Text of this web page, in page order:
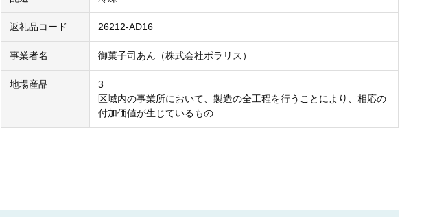
返礼品コード 26212-AD16
事業者名 御菓子司あん（株式会社ポラリス）
地場産品
3
区域内の事業所において、製造の全工程を行うことにより、相応の
付加価値が生じているもの